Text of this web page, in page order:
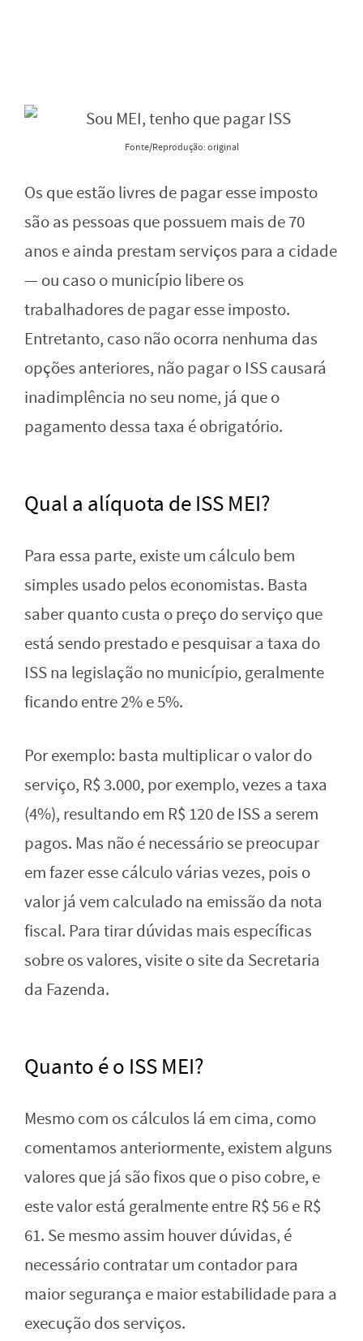
Fonte/Reprodução: original
Os que estão livres de pagar esse imposto
são as pessoas que possuem mais de 70
anos e ainda prestam serviços para a cidade
— ou caso o município libere os
trabalhadores de pagar esse imposto.
Entretanto, caso não ocorra nenhuma das
opções anteriores, não pagar o ISS causará
inadimplência no seu nome, já que o
pagamento dessa taxa é obrigatório.
Qual a alíquota de ISS MEI?
Para essa parte, existe um cálculo bem
simples usado pelos economistas. Basta
saber quanto custa o preço do serviço que
está sendo prestado e pesquisar a taxa do
ISS na legislação no município, geralmente
ficando entre 2% e 5%.
Por exemplo: basta multiplicar o valor do
serviço, R$ 3.000, por exemplo, vezes a taxa
(4%), resultando em R$ 120 de ISS a serem
pagos. Mas não é necessário se preocupar
em fazer esse cálculo várias vezes, pois o
valor já vem calculado na emissão da nota
fiscal. Para tirar dúvidas mais específicas
sobre os valores, visite o site da Secretaria
da Fazenda.
Quanto é o ISS MEI?
Mesmo com os cálculos lá em cima, como
comentamos anteriormente, existem alguns
valores que já são fixos que o piso cobre, e
este valor está geralmente entre R$ 56 e R$
61. Se mesmo assim houver dúvidas, é
necessário contratar um contador para
maior segurança e maior estabilidade para a
execução dos serviços.